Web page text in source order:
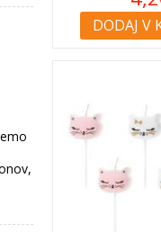
DODAJ V